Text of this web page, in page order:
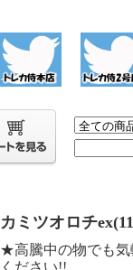
カミツオロチ
★高騰中の物でも気
ください!!